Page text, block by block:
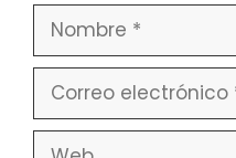
Nombre
Correo
electrónico
Web